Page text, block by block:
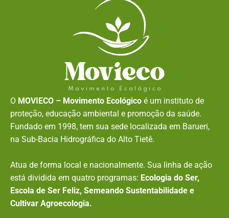
O MOVIECO – Movimento Ecológico é um instituto de
proteção, educação ambiental e promoção da saúde.
Fundado em 1998, tem sua sede localizada em Barueri,
na Sub-Bacia Hidrográfica do Alto Tietê.
Atua de forma local e nacionalmente. Sua linha de ação
está dividida em quatro programas: Ecologia do Ser,
Escola de Ser Feliz, Semeando Sustentabilidade e
Cultivar Agroecologia.